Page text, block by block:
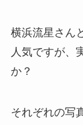
横浜流星さん
人気ですが、
か？
それぞれの写